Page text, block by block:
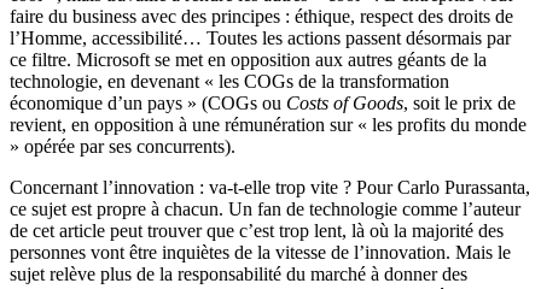
faire du business avec des principes : éthique, respect des droits de
l’Homme, accessibilité… Toutes les actions passent désormais par
ce filtre. Microsoft se met en opposition aux autres géants de la
technologie, en devenant « les COGs de la transformation
économique d’un pays » (COGs ou Costs of Goods, soit le prix de
revient, en opposition à une rémunération sur « les profits du monde
» opérée par ses concurrents).
Concernant l’innovation : va-t-elle trop vite ? Pour Carlo Purassanta,
ce sujet est propre à chacun. Un fan de technologie comme l’auteur
de cet article peut trouver que c’est trop lent, là où la majorité des
personnes vont être inquiètes de la vitesse de l’innovation. Mais le
sujet relève plus de la responsabilité du marché à donner des